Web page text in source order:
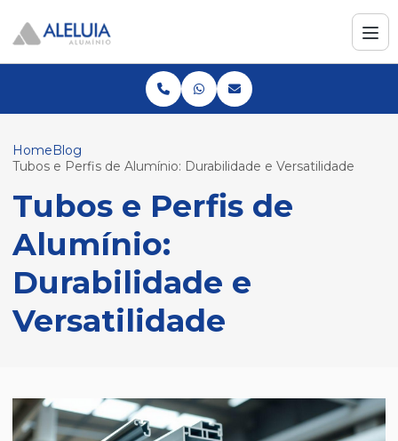
HomeBlog
Tubos e Perfis de Alumínio: Durabilidade e Versatilidade
Tubos e Perfis de
Alumínio:
Durabilidade e
Versatilidade